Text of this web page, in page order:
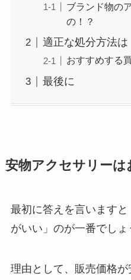
ブランド物の
の！？
適正な処分方法は
おすすめする
最後に
安物アクセサリー
最初に答えを言います
がいい」のが一番でしょ
理由として、販売価格